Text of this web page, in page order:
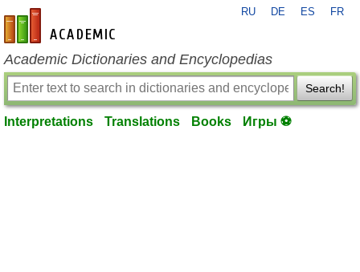
en-academic.com
RU DE ES FR
Academic Dictionaries and Encyclopedias
Search!
Interpretations Translations Books Игры ⚽